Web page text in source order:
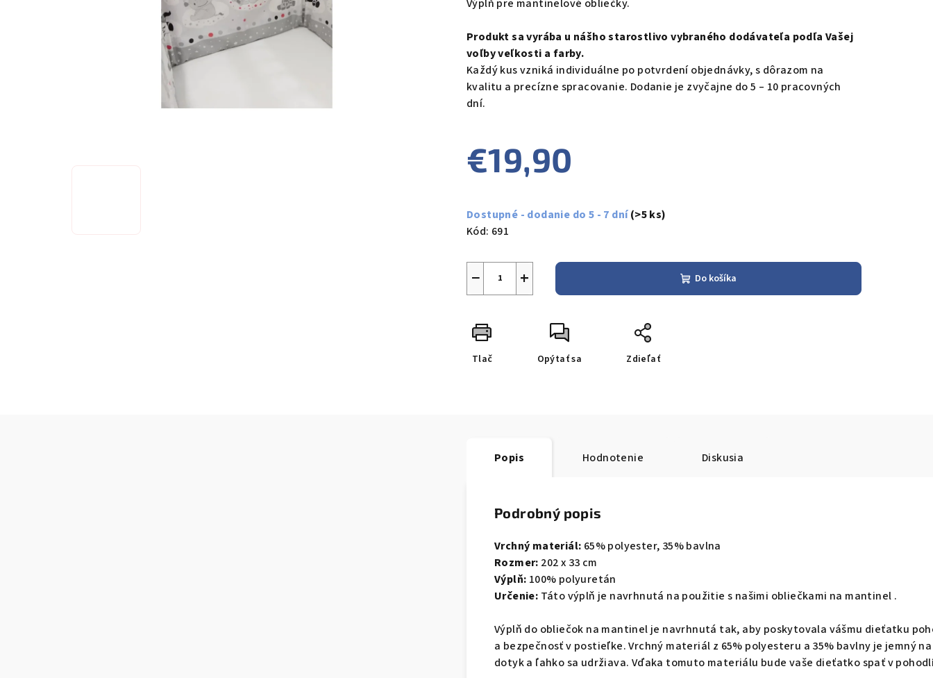
je
0,0
5
hviezdičiek.
Výplň pre mantinelové obliečky.
Produkt sa vyrába u nášho starostlivo vybraného dodávateľa podľa Vašej
voľby veľkosti a farby.
Každý kus vzniká individuálne po potvrdení objednávky, s dôrazom na
kvalitu a precízne spracovanie. Dodanie je zvyčajne do 5 – 10 pracovných
dní.
€19,90
cena:
Dostupné - dodanie do 5 - 7 dní(>5 ks)
Kód: 691
+
− Do košíka
Tlač Opýtať sa Zdieľať
Popis Hodnotenie Diskusia
Podrobný popis
Vrchný materiál: 65% polyester, 35% bavlna
Rozmer: 202 x 33 cm
Výplň: 100% polyuretán
Určenie: Táto výplň je navrhnutá na použitie s našimi obliečkami na mantinel .
Výplň do obliečok na mantinel je navrhnutá tak, aby poskytovala vášmu dieťatku
a bezpečnosť v postieľke. Vrchný materiál z 65% polyesteru a 35% bavlny je jemný na
dotyk a ľahko sa udržiava. Vďaka tomuto materiálu bude vaše dieťatko spať v